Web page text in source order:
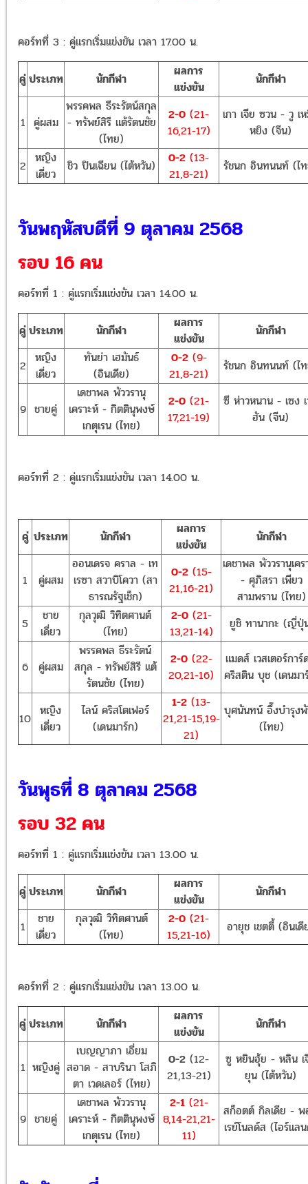
คอร์ทที่ 3 : คู่แรกเริ่มแข่งขัน เวลา 17.00 น.
คู่ประเภท นักกีฬา
ผลการ
แข่งขัน
นักกีฬา
1 คู่ผสม
พรรคพล ธีระรัตน์สกุล
- ทรัพย์สิรี แต้รัตนชัย
(ไทย)
2-0 (21-
16,21-17)
เกา เจีย ซวน - วู เ
หยิง (จีน)
2 หญิง
เดี่ยว
ชิว ปินเฉียน (ไต้หวัน) 0-2 (13-
21,8-21)
รัชนก อินทนนท์ (ไ
วันพฤหัสบดีที่ 9 ตุลาคม 2568
รอบ 16 คน
คอร์ทที่ 1 : คู่แรกเริ่มแข่งขัน เวลา 14.00 น.
คู่ประเภท นักกีฬา
ผลการ
แข่งขัน
นักกีฬา
2 หญิง
เดี่ยว
ทันย่า เฮมันธ์
(อินเดีย)
0-2(9-
21,8-21)
รัชนก อินทนนท์ (ไ
9 ชายคู่
เดชาพล พัววรานุ
เคราะห์ - กิตตินุพงษ์
เกตุเรน (ไทย)
2-0 (21-
17,21-19)
ซี ห่าวหนาน - เซง
ฮัน (จีน)
คอร์ทที่ 2 : คู่แรกเริ่มแข่งขัน เวลา 14.00 น.
คู่ ประเภท นักกีฬา
ผลการ
แข่งขัน
นักกีฬา
1 คู่ผสม
ออนเดรจ คราล - เท
เรซา สวาบิโควา (สา
ธารณรัฐเช็ก)
0-2(15-
21,16-21)
เดชาพล พัววรานุเคร
- ศุภิสรา เพียว
สามพราน (ไทย)
5
ชาย
เดี่ยว
กุลวุฒิ วิทิตศานต์
(ไทย)
2-0(21-
13,21-14)
ยูชิ ทานากะ (ญี่ปุ่
6 คู่ผสม
พรรคพล ธีระรัตน์
สกุล - ทรัพย์สิรี แต้
รัตนชัย (ไทย)
2-0(22-
20,21-16)
แมดส์ เวสเตอร์กา
คริสติน บุช (เดนมา
10 หญิง
เดี่ยว
ไลน์ คริสโตเฟอร์
(เดนมาร์ก)
1-2 (13-
21,21-15,19-
21)
บุศนันทน์ อึ๊งบํารุง
(ไทย)
วันพุธที่ 8 ตุลาคม 2568
รอบ 32 คน
คอร์ทที่ 1 : คู่แรกเริ่มแข่งขัน เวลา 13.00 น.
คู่ประเภท นักกีฬา
ผลการ
แข่งขัน
นักกีฬา
1
ชาย
เดี่ยว
กุลวุฒิ วิทิตศานต์
(ไทย)
2-0 (21-
15,21-16)
อายุช เชตตี้ (อินเดี
คอร์ทที่ 2 : คู่แรกเริ่มแข่งขัน เวลา 13.00 น.
คู่ประเภท นักกีฬา
ผลการ
แข่งขัน
นักกีฬา
1 หญิงคู่
เบญญาภา เอี่ยม
สอาด - สาบรินา โสภิ
ตา เวดเลอร์ (ไทย)
0-2 (12-
21,13-21)
ซู หยินฮุ้ย - หลิน เ
ยุน (ไต้หวัน)
9 ชายคู่
เดชาพล พัววรานุ
เคราะห์ - กิตตินุพงษ์
เกตุเรน (ไทย)
2-1(21-
8,14-21,21-
11)
สก็อตต์ กิลเดีย -
เรย์โนลด์ส (ไอร์แล